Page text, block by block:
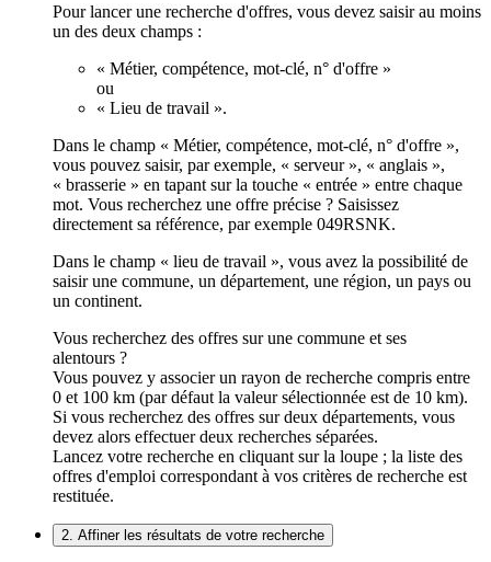
Pour lancer une recherche d'offres, vous devez saisir au moins
un des deux champs :
« Métier, compétence, mot-clé, n° d'offre »
ou
« Lieu de travail ».
Dans le champ « Métier, compétence, mot-clé, n° d'offre »,
vous pouvez saisir, par exemple, « serveur », « anglais »,
« brasserie » en tapant sur la touche « entrée » entre chaque
mot. Vous recherchez une offre précise ? Saisissez
directement sa référence, par exemple 049RSNK.
Dans le champ « lieu de travail », vous avez la possibilité de
saisir une commune, un département, une région, un pays ou
un continent.
Vous recherchez des offres sur une commune et ses
alentours ?
Vous pouvez y associer un rayon de recherche compris entre
0 et 100 km (par défaut la valeur sélectionnée est de 10 km).
Si vous recherchez des offres sur deux départements, vous
devez alors effectuer deux recherches séparées.
Lancez votre recherche en cliquant sur la loupe ; la liste des
offres d'emploi correspondant à vos critères de recherche est
restituée.
2. Affiner les résultats de votre recherche